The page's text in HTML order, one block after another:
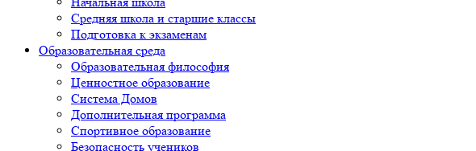
Средняя школа и старшие классы
Подготовка к экзаменам
Образовательная среда
Образовательная философия
Ценностное образование
Система Домов
Дополнительная программа
Спортивное образование
Безопасность учеников